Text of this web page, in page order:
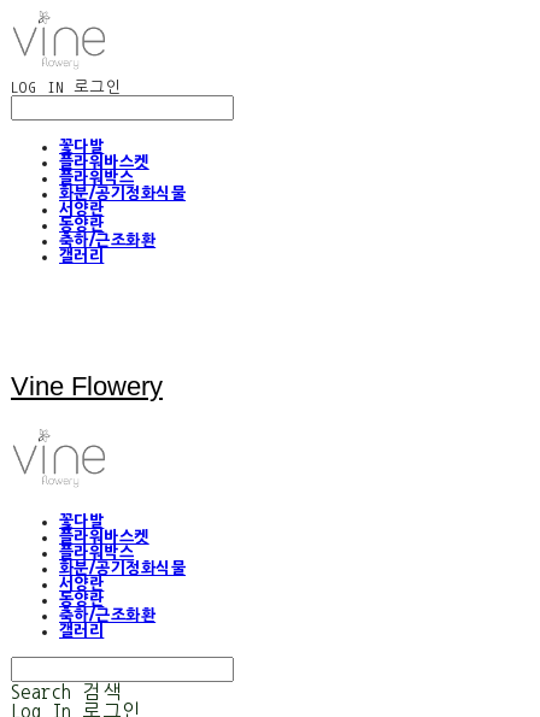
LOG IN 로그인
꽃다발
플라워바스켓
플라워박스
화분/공기정화식물
서양란
동양란
축하/근조화환
갤러리
Vine Flowery
꽃다발
플라워바스켓
플라워박스
화분/공기정화식물
서양란
동양란
축하/근조화환
갤러리
Search
검색
Log In
로그인